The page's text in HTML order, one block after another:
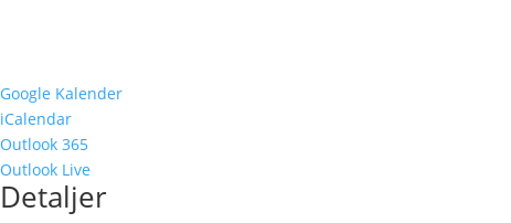
Google Kalender
iCalendar
Outlook 365
Outlook Live
Detaljer